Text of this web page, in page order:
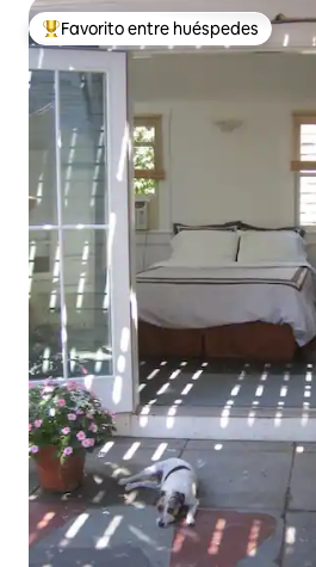
Favorito entre huéspedes preferido
Favorito entre huéspedes